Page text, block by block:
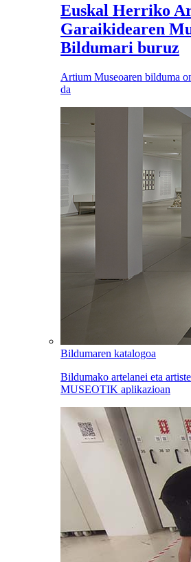
Euskal Herriko
Garaikidearen
Bildumari buruz
Artium Museoaren bilduma
da
Bildumaren katalogoa
Bildumako artelanei eta
MUSEOTIK aplikazioan